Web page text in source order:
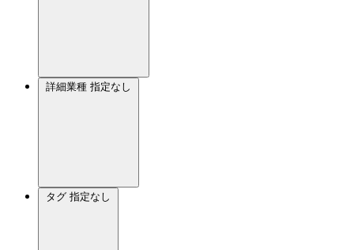
詳細業種 指定なし
タグ 指定なし